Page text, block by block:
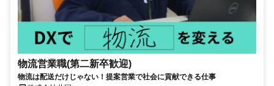
物流営業職(第二新卒歓迎)
物流は配送だけじゃない！提案営業で社会に貢献できる仕事